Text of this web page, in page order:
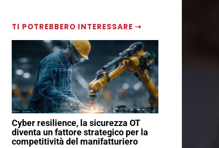
TI POTREBBERO INTERESSARE ⇢
Cyber resilience, la sicurezza OT
diventa un fattore strategico per la
competitività del manifatturiero